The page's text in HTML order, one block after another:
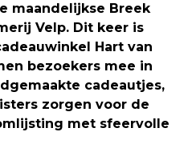
maandelijkse Breek
Velp. Dit keer is
Hart van
bezoekers mee in
cadeautjes,
zorgen voor de
met sfeervolle